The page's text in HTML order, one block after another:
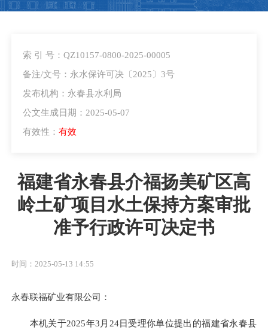
索 引 号：QZ10157-0800-2025-00005
备注/文号：永水保许可决〔2025〕3号
发布机构：永春县水利局
公文生成日期：2025-05-07
有效性： 有效
福建省永春县介福扬美矿区高
岭土矿项目水土保持方案审批
准予行政许可决定书
时间：2025-05-13 14:55
永春联福矿业有限公司：
本机关于2025年3月24日受理你单位提出的福建省永春县